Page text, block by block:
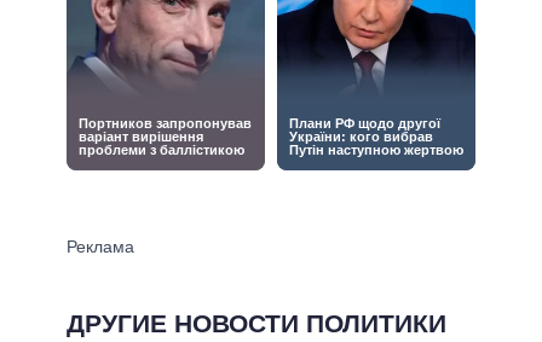
ДРУГИЕ НОВОСТИ ПОЛИТИКИ